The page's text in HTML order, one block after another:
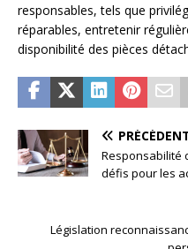
responsables, tels que
réparables, entretenir
disponibilité des pièces
Responsabilité
défis pour les
Législation